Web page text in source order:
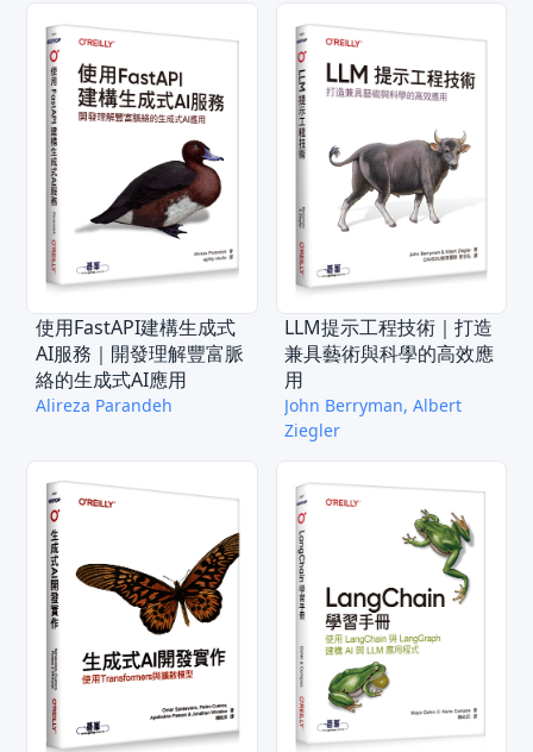
使用FastAPI建構生成式
AI服務｜開發理解豐富脈
絡的生成式AI應用
Alireza Parandeh
LLM提示工程技術｜打造
兼具藝術與科學的高效應
用
John Berryman, Albert
Ziegler